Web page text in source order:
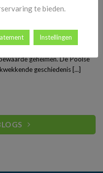
verrassende charme van
hoofdstad
geheimen. De Poolse
geschiedenis [...]
te bieden.
Instellingen